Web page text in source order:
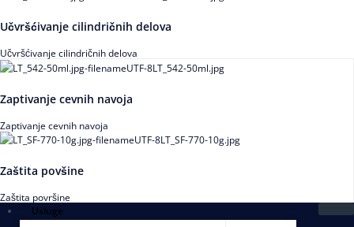
Učvršćivanje cilindričnih delova
Učvršćivanje cilindričnih delova
Zaptivanje cevnih navoja
Zaptivanje cevnih navoja
Zaštita povšine
Zaštita površine
Usluge